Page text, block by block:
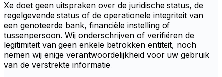
Xe doet geen uitspraken over de juridische status, de
regelgevende status of de operationele integriteit van
een genoteerde bank, financiële instelling of
tussenpersoon. Wij onderschrijven of verifiëren de
legitimiteit van geen enkele betrokken entiteit, noch
nemen wij enige verantwoordelijkheid voor uw gebruik
van de verstrekte informatie.